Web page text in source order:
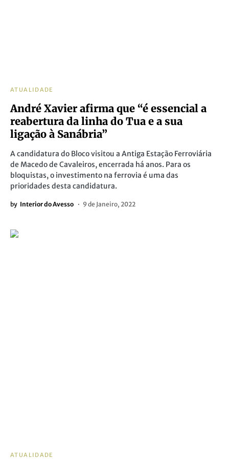
ATUALIDADE
André Xavier afirma que “é essencial a
reabertura da linha do Tua e a sua
ligação à Sanábria”
A candidatura do Bloco visitou a Antiga Estação Ferroviária
de Macedo de Cavaleiros, encerrada há anos. Para os
bloquistas, o investimento na ferrovia é uma das
prioridades desta candidatura.
by Interior do Avesso 9 de Janeiro, 2022
ATUALIDADE